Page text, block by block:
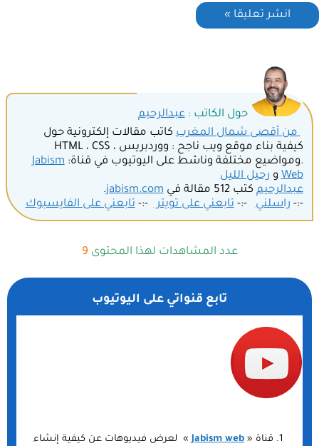
حول الكاتب :
عبدالرحيم
من أقصى شمال المغربكاتب مقالات إلكترونية حول
كيفية بناء موقع ويب ناجح : ووردبريس ، HTML ، CSS
.ومواضيع مختلفة وناشط على اليوتيوب في قناة:Jabism
Webو رحيل الليل
عبدالرحيم كتب 512 مقالة في jabism.com
.
-:- راسلني-:- تابعني على تويتر-:-تابعني على الفايسبوك
9 عدد المشاهدات لهذا المحتوى
تابع قنواتي على اليوتيوب
قناة « Jabism web» لعرض فيديوهات عن كيفية إنشاء